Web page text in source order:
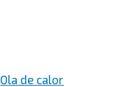
Ola de calor